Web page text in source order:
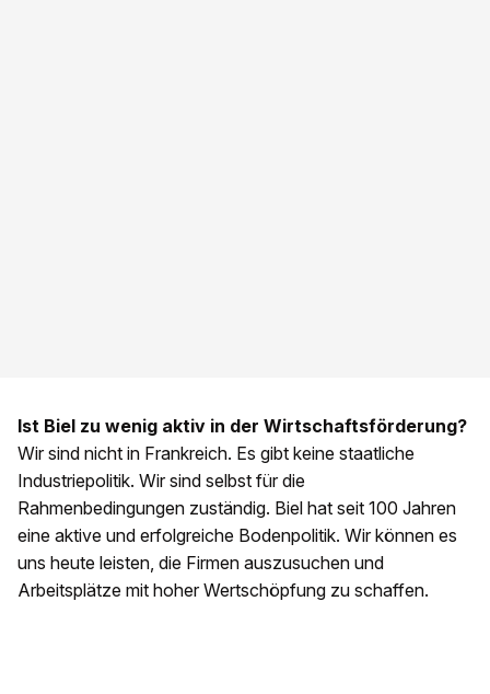
Ist Biel zu wenig aktiv in der Wirtschaftsförderung?
Wir sind nicht in Frankreich. Es gibt keine staatliche
Industriepolitik. Wir sind selbst für die
Rahmenbedingungen zuständig. Biel hat seit 100 Jahren
eine aktive und erfolgreiche Bodenpolitik. Wir können es
uns heute leisten, die Firmen auszusuchen und
Arbeitsplätze mit hoher Wertschöpfung zu schaffen.